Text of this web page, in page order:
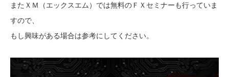
またＸＭ（エックスエム）では無料のＦＸセミナーも行っていま
すので、
もし興味がある場合は参考にしてください。